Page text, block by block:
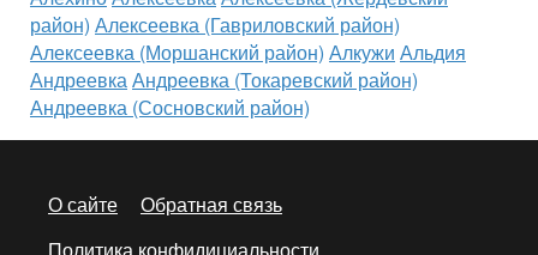
район) Алексеевка (Гавриловский район)
Алексеевка (Моршанский район) Алкужи Альдия
Андреевка Андреевка (Токаревский район)
Андреевка (Сосновский район)
О сайте
Обратная связь
Политика конфидициальности